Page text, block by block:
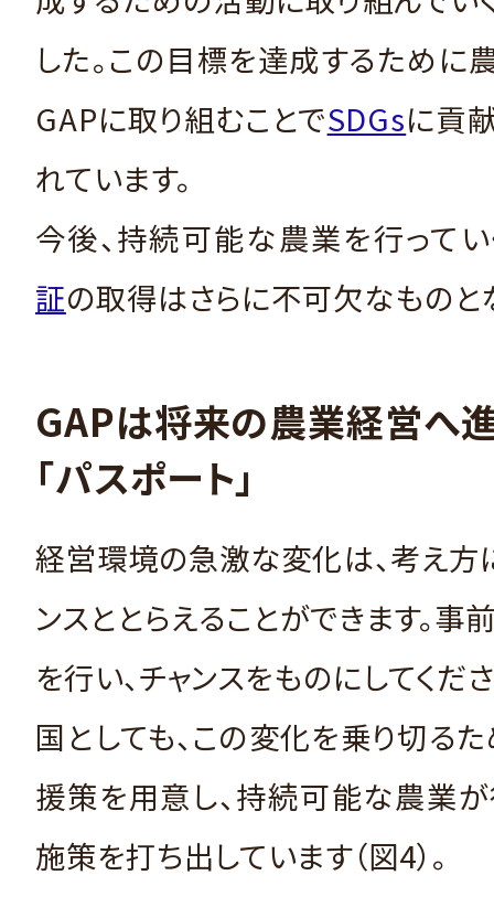
した。この目標を達成するために
GAPに取り組むことでSDGsに貢
れています。
今後、持続可能な農業を行って
証の取得はさらに不可欠なものと
GAPは将来の農業経営へ
「パスポート」
経営環境の急激な変化は、考え方
ンスととらえることができます。事
を行い、チャンスをものにしてくだ
国としても、この変化を乗り切る
援策を用意し、持続可能な農業
施策を打ち出しています（図4）。